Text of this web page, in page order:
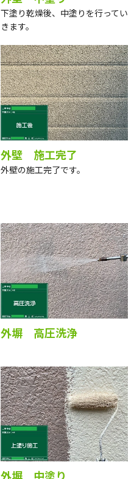
外壁 中塗り
下塗り乾燥後、中塗りを行ってい
きます。
外壁 施工完了